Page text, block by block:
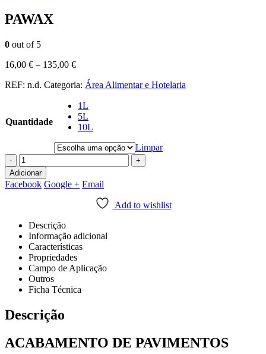
PAWAX
0 out of 5
16,00 € – 135,00 €
REF: n.d. Categoria: Área Alimentar e Hotelaria
Quantidade
1L
5L
10L
Limpar
-
+
Adicionar
Facebook Google + Email
Add to wishlist
Descrição
Informação adicional
Características
Propriedades
Campo de Aplicação
Outros
Ficha Técnica
Descrição
ACABAMENTO DE PAVIMENTOS